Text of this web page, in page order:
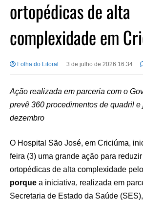
ortopédicas de alta
complexidade em
Folha do Litoral 3 de julho de 2026 16:34
Ação realizada em parceria com o
prevê 360 procedimentos de quadril e
dezembro
O Hospital São José, em Criciúma,
feira (3) uma grande ação para
ortopédicas de alta complexidade
porque a iniciativa, realizada em
Secretaria de Estado da Saúde